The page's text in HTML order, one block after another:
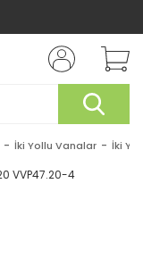
İki Yollu Vanalar İki